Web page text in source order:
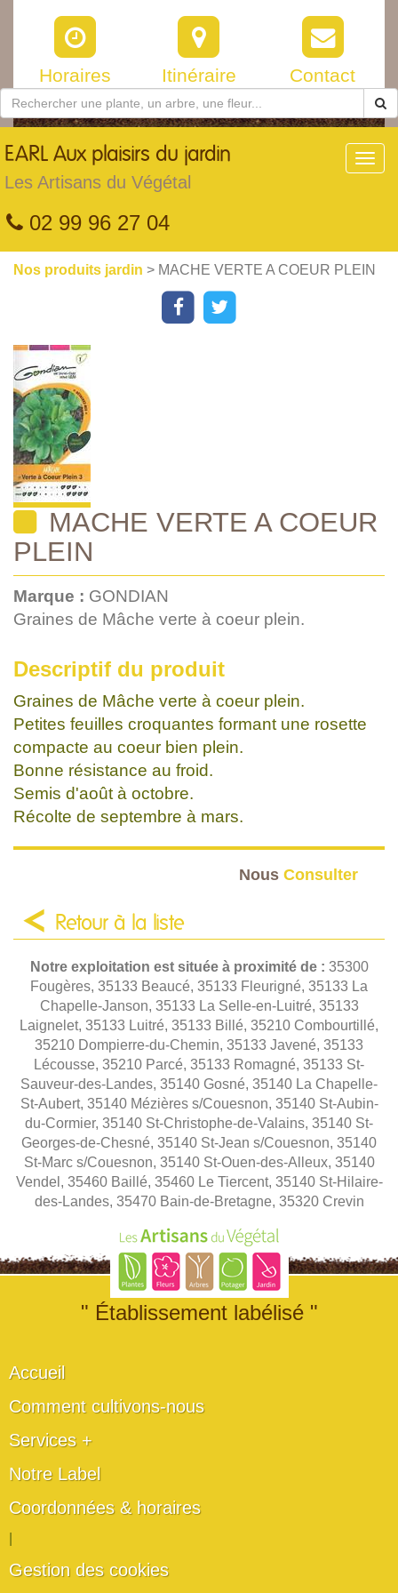
Horaires Itinéraire Contact
EARL Aux plaisirs du jardin
Les Artisans du Végétal
02 99 96 27 04
Nos produits jardin > MACHE VERTE A COEUR PLEIN
MACHE VERTE A COEUR
PLEIN
Marque : GONDIAN
Graines de Mâche verte à coeur plein.
Descriptif du produit
Graines de Mâche verte à coeur plein.
Petites feuilles croquantes formant une rosette
compacte au coeur bien plein.
Bonne résistance au froid.
Semis d'août à octobre.
Récolte de septembre à mars.
Nous Consulter
Retour à la liste
Notre exploitation est située à proximité de : 35300
Fougères, 35133 Beaucé, 35133 Fleurigné, 35133 La
Chapelle-Janson, 35133 La Selle-en-Luitré, 35133
Laignelet, 35133 Luitré, 35133 Billé, 35210 Combourtillé,
35210 Dompierre-du-Chemin, 35133 Javené, 35133
Lécousse, 35210 Parcé, 35133 Romagné, 35133 St-
Sauveur-des-Landes, 35140 Gosné, 35140 La Chapelle-
St-Aubert, 35140 Mézières s/Couesnon, 35140 St-Aubin-
du-Cormier, 35140 St-Christophe-de-Valains, 35140 St-
Georges-de-Chesné, 35140 St-Jean s/Couesnon, 35140
St-Marc s/Couesnon, 35140 St-Ouen-des-Alleux, 35140
Vendel, 35460 Baillé, 35460 Le Tiercent, 35140 St-Hilaire-
des-Landes, 35470 Bain-de-Bretagne, 35320 Crevin
" Établissement labélisé "
Accueil
Comment cultivons-nous
Services +
Notre Label
Coordonnées & horaires
Gestion des cookies